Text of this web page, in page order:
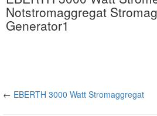
Notstromaggregat
Generator1
← EBERTH 3000 Watt Stromaggregat